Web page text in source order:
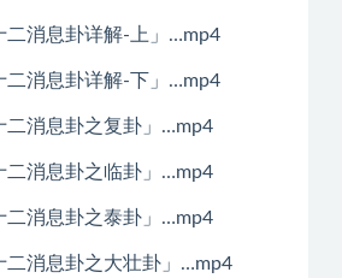
二消息卦详解-上」…mp4
二消息卦详解-下」…mp4
二消息卦之复卦」…mp4
二消息卦之临卦」…mp4
二消息卦之泰卦」…mp4
二消息卦之大壮卦」…mp4